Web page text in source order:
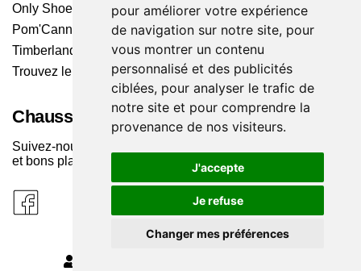
pour améliorer votre expérience
de navigation sur notre site, pour
vous montrer un contenu
personnalisé et des publicités
ciblées, pour analyser le trafic de
notre site et pour comprendre la
provenance de nos visiteurs.
J'accepte
Je refuse
Changer mes préférences
Only Shoes
Pom'Cannelle
Timberland
Trouvez le magasin le plus proche
Chaussuresonline sur les Médias sociaux
Suivez-nous sur les réseaux pour les dernières tendances
et bons plans !